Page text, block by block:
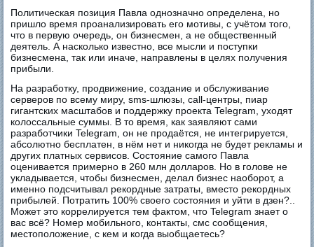
Политическая позиция Павла однозначно определена, но
пришло время проанализировать его мотивы, с учётом того,
что в первую очередь, он бизнесмен, а не общественный
деятель. А насколько известно, все мысли и поступки
бизнесмена, так или иначе, направлены в целях получения
прибыли.
На разработку, продвижение, создание и обслуживание
серверов по всему миру, sms-шлюзы, call-центры, пиар
гигантских масштабов и поддержку проекта Telegram, уходят
колоссальные суммы. В то время, как заявляют сами
разработчики Telegram, он не продаётся, не интегрируется,
абсолютно бесплатен, в нём нет и никогда не будет рекламы и
других платных сервисов. Состояние самого Павла
оценивается примерно в 260 млн долларов. Но в голове не
укладывается, чтобы бизнесмен, делал бизнес наоборот, а
именно подсчитывал рекордные затраты, вместо рекордных
прибылей. Потратить 100% своего состояния и уйти в дзен?..
Может это коррелируется тем фактом, что Telegram знает о
вас всё? Номер мобильного, контакты, смс сообщения,
местоположение, с кем и когда выобщаетесь?